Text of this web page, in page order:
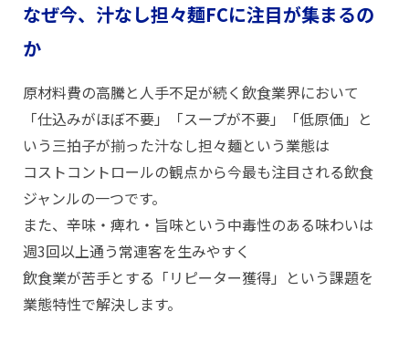
なぜ今、汁なし担々麺FCに注目が集まるの
か
原材料費の高騰と人手不足が続く飲食業界において
「仕込みがほぼ不要」「スープが不要」「低原価」と
いう三拍子が揃った汁なし担々麺という業態は
コストコントロールの観点から今最も注目される飲食
ジャンルの一つです。
また、辛味・痺れ・旨味という中毒性のある味わいは
週3回以上通う常連客を生みやすく
飲食業が苦手とする「リピーター獲得」という課題を
業態特性で解決します。